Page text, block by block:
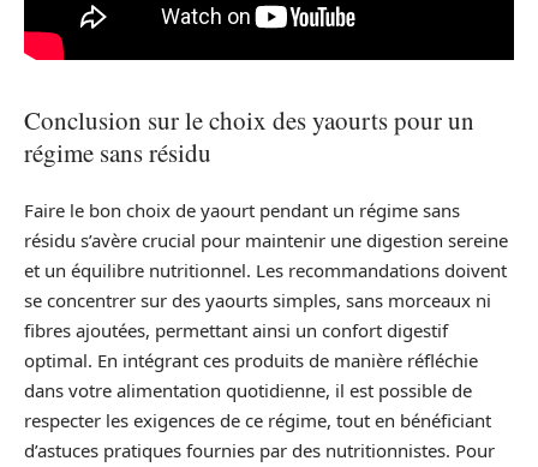
Conclusion sur le choix des yaourts pour un
régime sans résidu
Faire le bon choix de yaourt pendant un régime sans
résidu s’avère crucial pour maintenir une digestion sereine
et un équilibre nutritionnel. Les recommandations doivent
se concentrer sur des yaourts simples, sans morceaux ni
fibres ajoutées, permettant ainsi un confort digestif
optimal. En intégrant ces produits de manière réfléchie
dans votre alimentation quotidienne, il est possible de
respecter les exigences de ce régime, tout en bénéficiant
d’astuces pratiques fournies par des nutritionnistes. Pour